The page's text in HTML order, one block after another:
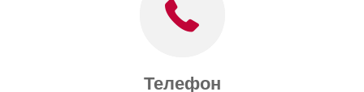
Телефон